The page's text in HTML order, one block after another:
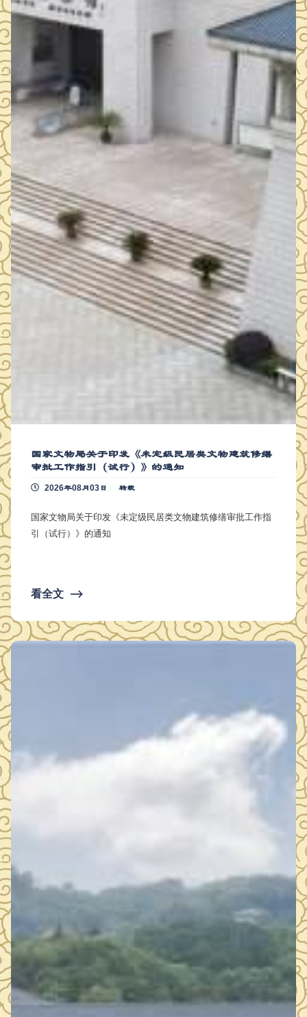
国家文物局关于印发《未定级民居类文物建筑修缮
审批工作指引（试行）》的通知
2026年08月03日 转载
国家文物局关于印发《未定级民居类文物建筑修缮审批工作指
引（试行）》的通知
看全文 ⟶